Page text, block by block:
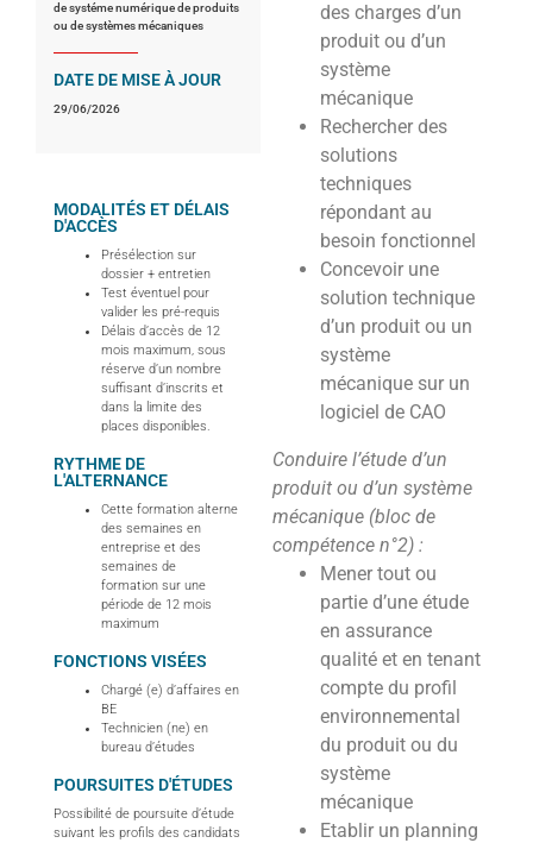
de systéme numérique de produits
ou de systèmes mécaniques
DATE DE MISE À JOUR
29/06/2026
MODALITÉS ET DÉLAIS
D'ACCÈS
Présélection sur
dossier + entretien
Test éventuel pour
valider les pré-requis
Délais d’accès de 12
mois maximum, sous
réserve d’un nombre
suffisant d’inscrits et
dans la limite des
places disponibles.
RYTHME DE
L'ALTERNANCE
Cette formation alterne
des semaines en
entreprise et des
semaines de
formation sur une
période de 12 mois
maximum
FONCTIONS VISÉES
Chargé (e) d’affaires en
BE
Technicien (ne) en
bureau d’études
POURSUITES D'ÉTUDES
Possibilité de poursuite d’étude
suivant les profils des candidats
des charges d’un
produit ou d’un
système
mécanique
Rechercher des
solutions
techniques
répondant au
besoin fonctionnel
Concevoir une
solution technique
d’un produit ou un
système
mécanique sur un
logiciel de CAO
Conduire l’étude d’un
produit ou d’un système
mécanique (bloc de
compétence n°2) :
Mener tout ou
partie d’une étude
en assurance
qualité et en tenant
compte du profil
environnemental
du produit ou du
système
mécanique
Etablir un planning